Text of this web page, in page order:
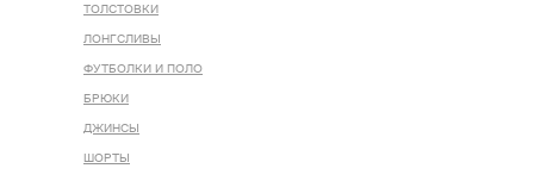
ТОЛСТОВКИ
ЛОНГСЛИВЫ
ФУТБОЛКИ И ПОЛО
БРЮКИ
ДЖИНСЫ
ШОРТЫ